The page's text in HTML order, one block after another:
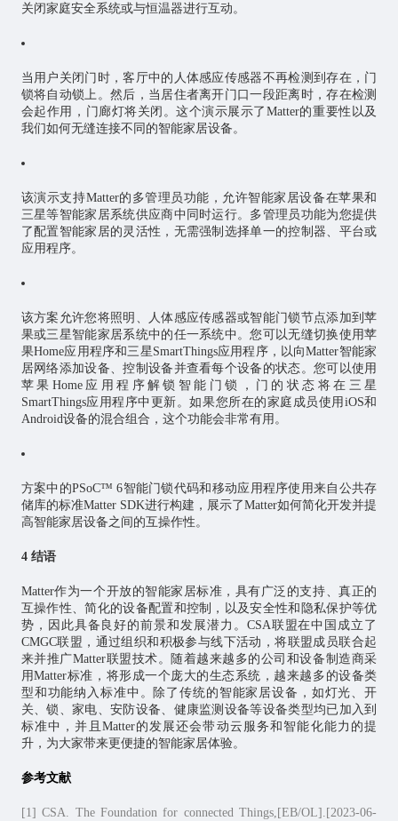
关闭家庭安全系统或与恒温器进行互动。
当用户关闭门时，客厅中的人体感应传感器不再检测到存在，门
锁将自动锁上。然后，当居住者离开门口一段距离时，存在检测
会起作用，门廊灯将关闭。这个演示展示了Matter的重要性以及
我们如何无缝连接不同的智能家居设备。
该演示支持Matter的多管理员功能，允许智能家居设备在苹果和
三星等智能家居系统供应商中同时运行。多管理员功能为您提供
了配置智能家居的灵活性，无需强制选择单一的控制器、平台或
应用程序。
该方案允许您将照明、人体感应传感器或智能门锁节点添加到苹
果或三星智能家居系统中的任一系统中。您可以无缝切换使用苹
果Home应用程序和三星SmartThings应用程序，以向Matter智能家
居网络添加设备、控制设备并查看每个设备的状态。您可以使用
苹果Home应用程序解锁智能门锁，门的状态将在三星
SmartThings应用程序中更新。如果您所在的家庭成员使用iOS和
Android设备的混合组合，这个功能会非常有用。
方案中的PSoC™ 6智能门锁代码和移动应用程序使用来自公共存
储库的标准Matter SDK进行构建，展示了Matter如何简化开发并提
高智能家居设备之间的互操作性。
4 结语
Matter作为一个开放的智能家居标准，具有广泛的支持、真正的
互操作性、简化的设备配置和控制，以及安全性和隐私保护等优
势，因此具备良好的前景和发展潜力。CSA联盟在中国成立了
CMGC联盟，通过组织和积极参与线下活动，将联盟成员联合起
来并推广Matter联盟技术。随着越来越多的公司和设备制造商采
用Matter标准，将形成一个庞大的生态系统，越来越多的设备类
型和功能纳入标准中。除了传统的智能家居设备，如灯光、开
关、锁、家电、安防设备、健康监测设备等设备类型均已加入到
标准中，并且Matter的发展还会带动云服务和智能化能力的提
升，为大家带来更便捷的智能家居体验。
参考文献
[1] CSA. The Foundation for connected Things,[EB/OL].[2023-06-